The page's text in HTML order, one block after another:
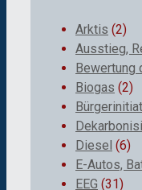
Arktis (2)
Ausstieg,
Bewertung
Biogas (2)
Diesel (6)
E-Autos,
EEG (31)